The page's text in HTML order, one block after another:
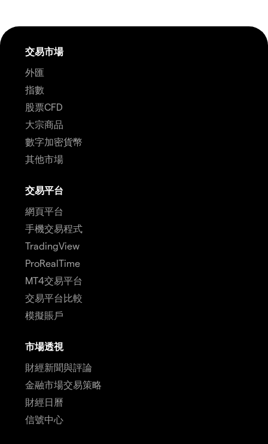
交易市場
外匯
指數
股票CFD
大宗商品
數字加密貨幣
其他市場
交易平台
網頁平台
手機交易程式
TradingView
ProRealTime
MT4交易平台
交易平台比較
模擬賬戶
市場透視
財經新聞與評論
金融市場交易策略
財經日曆
信號中心